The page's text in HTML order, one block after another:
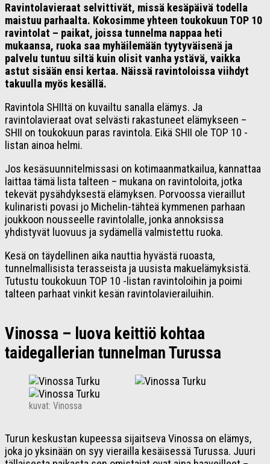
Ravintolavieraat selvittivät, missä kesäpäivä todella
maistuu parhaalta. Kokosimme yhteen toukokuun TOP 10
ravintolat – paikat, joissa tunnelma nappaa heti
mukaansa, ruoka saa myhäilemään tyytyväisenä ja
palvelu tuntuu siltä kuin olisit vanha ystävä, vaikka
astut sisään ensi kertaa. Näissä ravintoloissa viihdyt
takuulla myös kesällä.
Ravintola SHIItä on kuvailtu sanalla elämys. Ja
ravintolavieraat ovat selvästi rakastuneet elämykseen –
SHII on toukokuun paras ravintola. Eikä SHII ole TOP 10 -
listan ainoa helmi.
Jos kesäsuunnitelmissasi on kotimaanmatkailua, kannattaa
laittaa tämä lista talteen – mukana on ravintoloita, jotka
tekevät pysähdyksestä elämyksen. Porvoossa vieraillut
kulinaristi povasi jo Michelin-tähteä kymmenen parhaan
joukkoon nousseelle ravintolalle, jonka annoksissa
yhdistyvät luovuus ja sydämellä valmistettu ruoka.
Kesä on täydellinen aika nauttia hyvästä ruoasta,
tunnelmallisista terasseista ja uusista makuelämyksistä.
Tutustu toukokuun TOP 10 -listan ravintoloihin ja poimi
talteen parhaat vinkit kesän ravintolavierailuihin.
Vinossa – luova keittiö kohtaa
taidegallerian tunnelman Turussa
kuvat: Vinossa
Turun keskustan kupeessa sijaitseva Vinossa on elämys,
joka jo yksinään on syy vierailla kesäisessä Turussa. Juuri